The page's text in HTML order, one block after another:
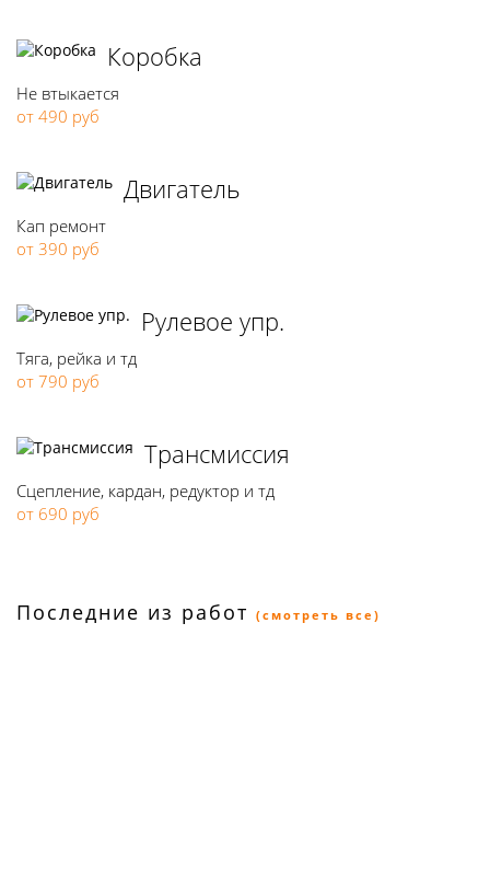
Коробка
Не втыкается
от 490 руб
Двигатель
Кап ремонт
от 390 руб
Рулевое упр.
Тяга, рейка и тд
от 790 руб
Трансмиссия
Сцепление, кардан, редуктор и тд
от 690 руб
Последние из работ (смотреть все)